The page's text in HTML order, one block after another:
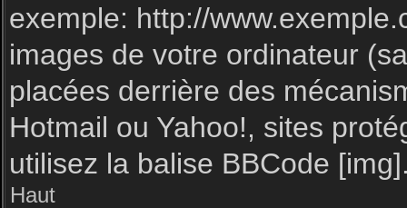
exemple: http://
images de votre ordinateur
placées derrière des
Hotmail ou Yahoo!, sites
utilisez la balise BBCode
Haut